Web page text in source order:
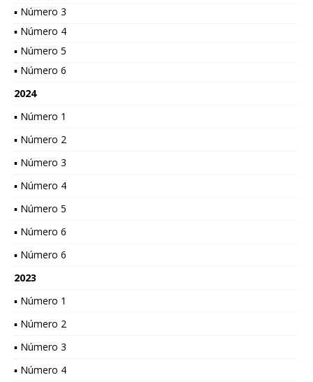
▪ Número 3
▪ Número 4
▪ Número 5
▪ Número 6
2024
▪ Número 1
▪ Número 2
▪ Número 3
▪ Número 4
▪ Número 5
▪ Número 6
▪ Número 6
2023
▪ Número 1
▪ Número 2
▪ Número 3
▪ Número 4